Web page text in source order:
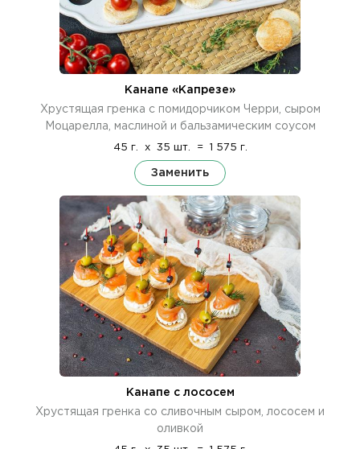
Канапе «Капрезе»
Хрустящая гренка с помидорчиком Черри, сыром
Моцарелла, маслиной и бальзамическим соусом
45 г. x 35 шт. = 1 575 г.
Заменить
Канапе с лососем
Хрустящая гренка со сливочным сыром, лососем и
оливкой